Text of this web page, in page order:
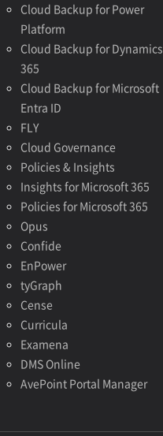
Cloud Backup for Power
Platform
Cloud Backup for Dynamics
365
Cloud Backup for Microsoft
Entra ID
FLY
Cloud Governance
Policies & Insights
Insights for Microsoft 365
Policies for Microsoft 365
Opus
Confide
EnPower
tyGraph
Cense
Curricula
Examena
DMS Online
AvePoint Portal Manager